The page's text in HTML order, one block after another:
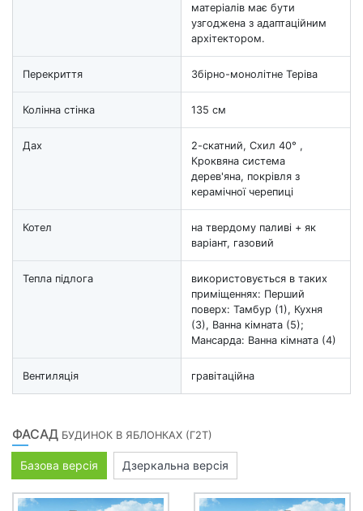
матеріалів має бути
узгоджена з адаптаційним
архітектором.
Перекриття Збірно-монолітне Теріва
Колінна стінка 135 см
Дах
2-скатний, Схил 40° ,
Кроквяна система
дерев'яна, покрівля з
керамічної черепиці
Котел
на твердому паливі + як
варіант, газовий
Тепла підлога
використовується в таких
приміщеннях: Перший
поверх: Тамбур (1), Кухня
(3), Ванна кімната (5);
Мансарда: Ванна кімната (4)
Вентиляція гравітаційна
ФАСАД БУДИНОК В ЯБЛОНКАХ (Г2Т)
Базова версія Дзеркальна версія